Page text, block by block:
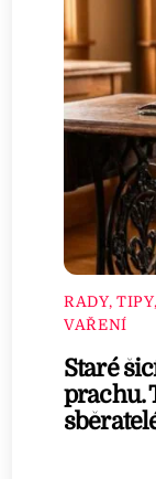
RADY,
VAŘENÍ
Staré
prachu.